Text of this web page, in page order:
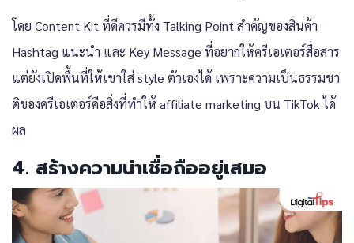
โดย Content Kit ที่ดีควรมีทั้ง Talking Point สำคัญของสินค้า
Hashtag แนะนำ และ Key Message ที่อยากให้ครีเอเตอร์สื่อสาร
แต่ยังเปิดพื้นที่ให้เขาใส่ style ตัวเองได้ เพราะความเป็นธรรมชา
ติของครีเอเตอร์คือสิ่งที่ทำให้ affiliate marketing บน TikTok ได้
ผล
4. สร้างความน่าเชื่อถืออยู่เสมอ